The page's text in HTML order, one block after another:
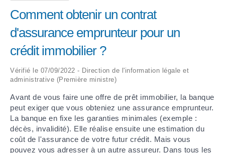
Comment obtenir un contrat
d'assurance emprunteur pour un
crédit immobilier ?
Vérifié le 07/09/2022 - Direction de l'information légale et
administrative (Première ministre)
Avant de vous faire une offre de prêt immobilier, la banque
peut exiger que vous obteniez une assurance emprunteur.
La banque en fixe les garanties minimales (exemple :
décès, invalidité). Elle réalise ensuite une estimation du
coût de l'assurance de votre futur crédit. Mais vous
pouvez vous adresser à un autre assureur. Dans tous les
PLAN D'ACTION MUNICIPAL
ARRÊTÉS MUNICIPAUX
DÉLIBÉRATIONS